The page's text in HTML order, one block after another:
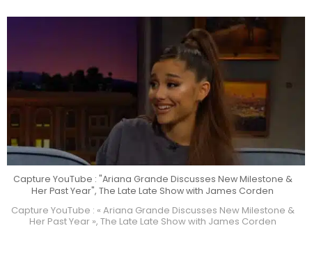
Capture YouTube : "Ariana Grande Discusses New Milestone &
Her Past Year", The Late Late Show with James Corden
Capture YouTube : « Ariana Grande Discusses New Milestone &
Her Past Year », The Late Late Show with James Corden